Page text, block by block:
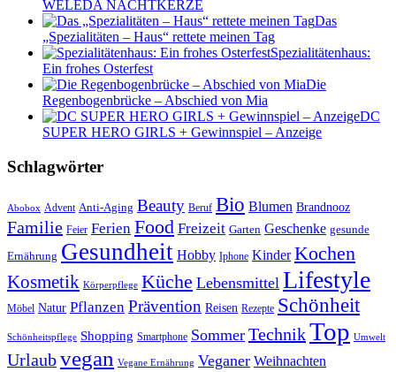
WELEDA NACHTKERZE
Das
„Spezialitäten – Haus“ rettete meinen Tag
Spezialitätenhaus:
Ein frohes Osterfest
Die
Regenbogenbrücke – Abschied von Mia
DC
SUPER HERO GIRLS + Gewinnspiel – Anzeige
Schlagwörter
Abobox Advent Anti-Aging Beauty Beruf Bio Blumen Brandnooz
Familie Feier Ferien Food Freizeit Garten Geschenke gesunde
Ernährung Gesundheit Hobby Iphone Kinder Kochen
Kosmetik Körperpflege Küche Lebensmittel Lifestyle
Möbel Natur Pflanzen Prävention Reisen Rezepte Schönheit
Schönheitspflege Shopping Smartphone Sommer TechnikTop Umwelt
Urlaubvegan Vegane Ernährung Veganer Weihnachten